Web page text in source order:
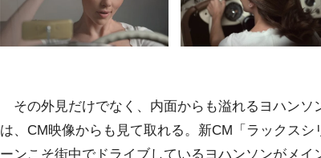
その外見だけでなく、内面からも溢れるヨハンソ
は、CM映像からも見て取れる。新CM「ラックス
ーンこそ街中でドライブしているヨハンソンがメ